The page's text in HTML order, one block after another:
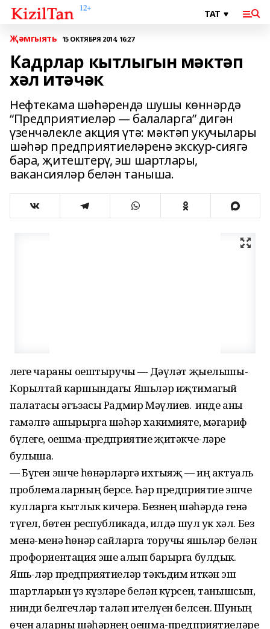
Җәмгыять 15 ОКТЯБРЯ 2014, 16:27
Кадрлар кытлыгын мәктәп
хәл итәчәк
Нефтекама шәһәрендә шушы көннәрдә
“Предприятиеләр — балаларга” дигән
үзенчәлекле акция үтә: мәктәп укучылары
шәһәр предприятиеләренә экскур-сиягә
бара, җитештерү, эш шартлары,
вакансияләр белән таныша.
Әлеге чараны оештыручы — Дәүләт җыелышы-
Корылтай каршындагы Яшьләр иҗтимагый
палатасы әгъзасы Радмир Мәүлиев. Ә инде аны
гамәлгә ашырырга шәһәр хакимияте, мәгариф
бүлеге, оешма-предприятие җитәкче-ләре
булыша.
— Бүген эшче һөнәрләргә ихтыяҗ — иң актуаль
проблемаларның берсе. Һәр предприятие эшче
кулларга кытлык кичерә. Безнең шәһәрдә генә
түгел, бөтен республикада, илдә шул ук хәл. Без
менә-менә һөнәр сайларга торучы яшьләр белән
профориентация эше алып барырга булдык.
Яшь-ләр предприятиеләр тәкъдим иткән эш
шартларын үз күзләре белән күрсен, танышсын,
нинди белгечләр таләп ителүен белсен. Шуның
өчен аларны шәһәрнең оешма-предприятиеләре